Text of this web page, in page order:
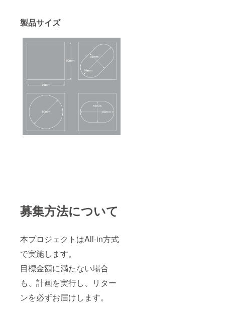
製品サイズ
募集方法について
本プロジェクトはAll-in方式
で実施します。
目標金額に満たない場合
も、計画を実行し、リター
ンを必ずお届けします。